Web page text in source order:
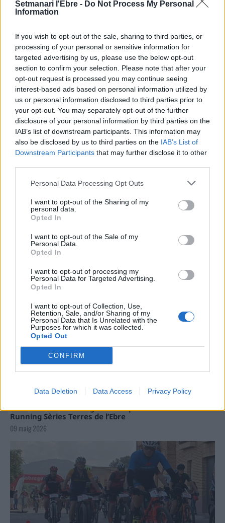
Setmanari l'Ebre - Do Not Process My Personal
Information
If you wish to opt-out of the sale, sharing to third parties, or
processing of your personal or sensitive information for
targeted advertising by us, please use the below opt-out
section to confirm your selection. Please note that after your
opt-out request is processed you may continue seeing
interest-based ads based on personal information utilized by
us or personal information disclosed to third parties prior to
your opt-out. You may separately opt-out of the further
disclosure of your personal information by third parties on the
IAB’s list of downstream participants. This information may
also be disclosed by us to third parties on the IAB’s List of
Downstream Participants that may further disclose it to other
Personal Data Processing Opt Outs
I want to opt-out of the Sharing of my
personal data.
Opted In
I want to opt-out of the Sale of my
Personal Data.
Opted In
I want to opt-out of processing my
Personal Data for Targeted Advertising.
Opted In
I want to opt-out of Collection, Use,
Retention, Sale, and/or Sharing of my
Personal Data that Is Unrelated with the
Purposes for which it was collected.
Opted Out
CONFIRM
Data Deletion Data Access Privacy Policy
eclipsi solar total de la seva història
L’Ajuntament de Tortosa amplia el
termini de les obres de l’aparcament
dels terrenys de Renfe per les altes
temperatures
7 d'agost de 2026
Amposta recupera les Cases del Castell
i culmina un projecte estratègic que
vincula patrimoni, turisme i
gastronomia
6 d'agost de 2026
enguany amb més modistes i gairebé
31 de juliol de 2026
La Cursa de l’Aldea segona d’etiqueta d’or de la
Running Sèries Terres de l’Ebre
09 maig 2026